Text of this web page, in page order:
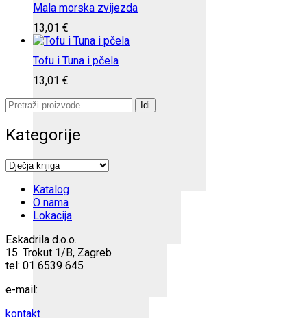
Mala morska zvijezda
13,01 €
Tofu i Tuna i pčela
13,01 €
Pretraži:
Idi
Kategorije
Katalog
O nama
Lokacija
Eskadrila d.o.o.
15. Trokut 1/B, Zagreb
tel: 01 6539 645
e-mail:
kontakt